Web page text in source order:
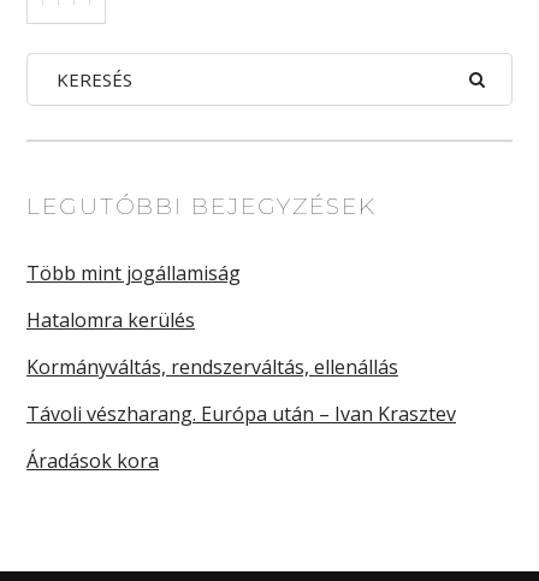
LEGUTÓBBI BEJEGYZÉSEK
Több mint jogállamiság
Hatalomra kerülés
Kormányváltás, rendszerváltás, ellenállás
Távoli vészharang. Európa után – Ivan Krasztev
Áradások kora